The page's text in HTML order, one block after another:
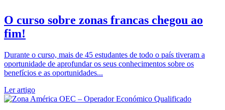
O curso sobre zonas francas chegou ao
fim!
Durante o curso, mais de 45 estudantes de todo o país tiveram a
oportunidade de aprofundar os seus conhecimentos sobre os
benefícios e as oportunidades...
Ler artigo